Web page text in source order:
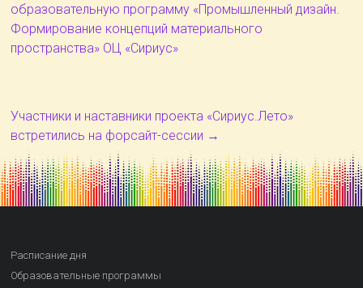
образовательную программу «Промышленный дизайн.
Формирование концепций материального
пространства» ОЦ «Сириус»
Участники и наставники проекта «Сириус.Лето»
встретились на форсайт-сессии →
Расписание дня
Образовательные программы